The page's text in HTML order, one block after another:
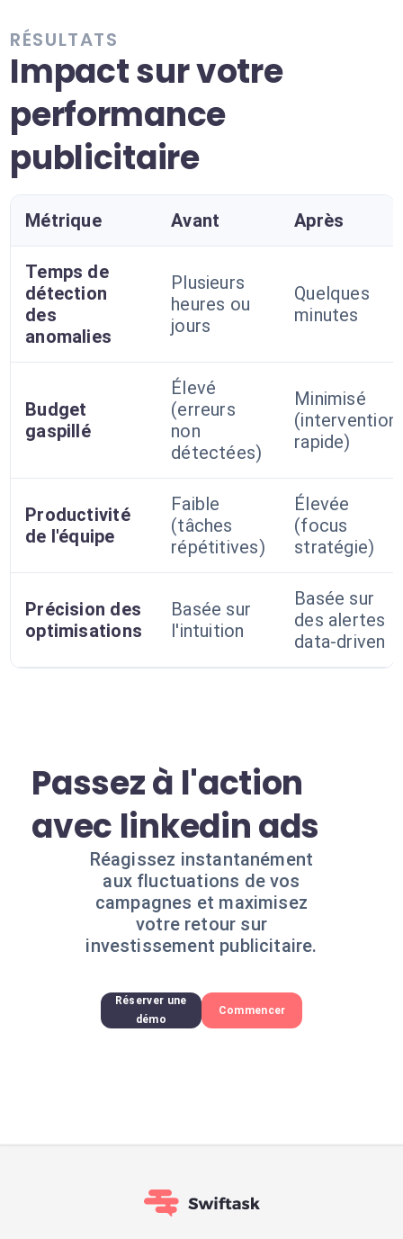
RÉSULTATS
Impact sur votre
performance
publicitaire
Métrique Avant Après
Temps de
détection
des
anomalies
Plusieurs
heures ou
jours
Quelques
minutes
Budget
gaspillé
Élevé
(erreurs
non
détectées)
Minimisé
(intervention
rapide)
Productivité
de l'équipe
Faible
(tâches
répétitives)
Élevée
(focus
stratégie)
Précision des
optimisations
Basée sur
l'intuition
Basée sur
des alertes
data-driven
Passez à l'action
avec linkedin ads
Réagissez instantanément
aux fluctuations de vos
campagnes et maximisez
votre retour sur
investissement publicitaire.
Réserver une
démo
Commencer